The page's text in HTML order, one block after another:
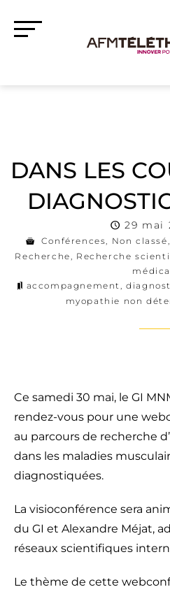
DANS LES
29 mai
Conférences, Non classé,
Recherche, Recherche
accompagnement,
myopathie non
Ce samedi 30 mai, le GI
rendez-vous pour une
au parcours de recherche
dans les maladies
diagnostiquées.
La visioconférence sera
du GI et Alexandre Méjat,
réseaux scientifiques
Le thème de cette